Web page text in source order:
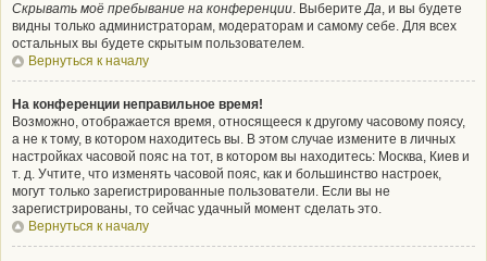
Скрывать моё пребывание на конференции. ВыберитеДа, и вы будете
видны только администраторам, модераторам и самому себе. Для всех
остальных вы будете скрытым пользователем.
Вернуться к началу
На конференции неправильное время!
Возможно, отображается время, относящееся к другому часовому поясу,
а не к тому, в котором находитесь вы. В этом случае измените в личных
настройках часовой пояс на тот, в котором вы находитесь: Москва, Киев и
т. д. Учтите, что изменять часовой пояс, как и большинство настроек,
могут только зарегистрированные пользователи. Если вы не
зарегистрированы, то сейчас удачный момент сделать это.
Вернуться к началу